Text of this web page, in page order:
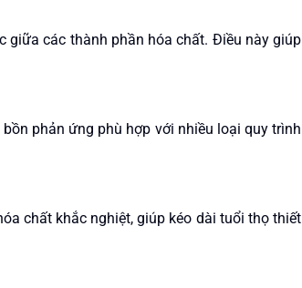
giữa các thành phần hóa chất. Điều này giúp
phản ứng phù hợp với nhiều loại quy trình
chất khắc nghiệt, giúp kéo dài tuổi thọ thiết